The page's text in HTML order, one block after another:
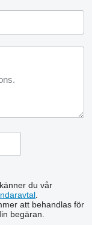
du vår
att behandlas för
begäran.